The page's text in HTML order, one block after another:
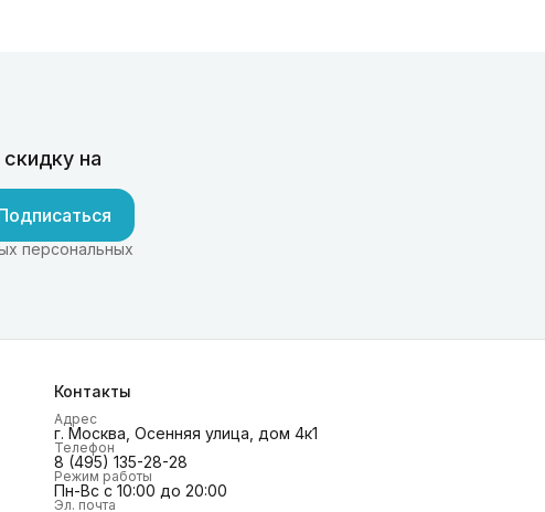
на
персональных
Контакты
Адрес
г. Москва, Осенняя улица, дом 4к1
Телефон
8 (495) 135-28-28
Режим работы
Пн-Вс с 10:00 до 20:00
Эл. почта